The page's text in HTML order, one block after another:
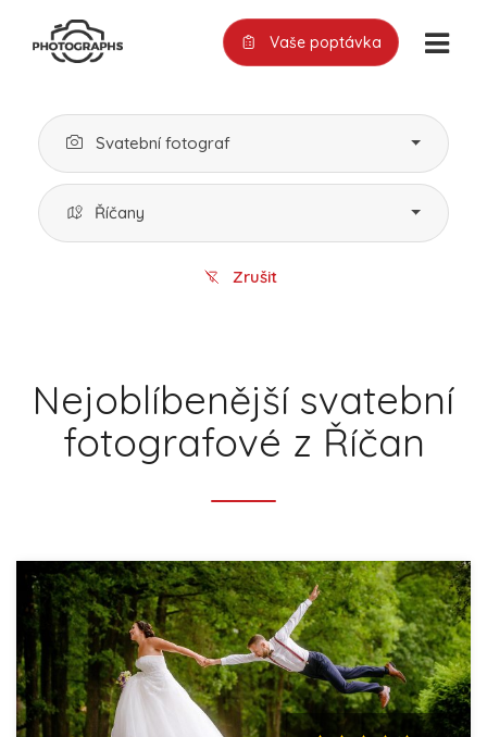
Vaše poptávka
Svatební fotograf
Říčany
Zrušit
Nejoblíbenější svatební
fotografové z Říčan